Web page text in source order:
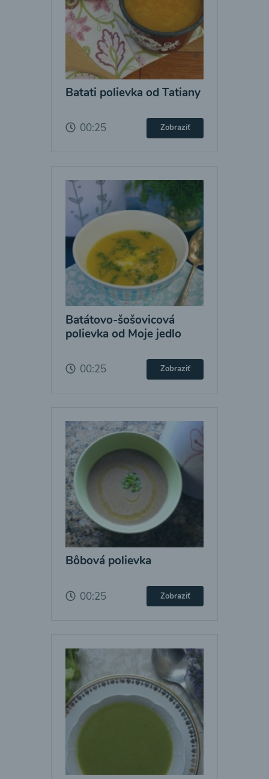
Batati polievka od Tatiany
00:25 Zobraziť
Batátovo-šošovicová
polievka od Moje jedlo
00:25 Zobraziť
Bôbová polievka
00:25 Zobraziť